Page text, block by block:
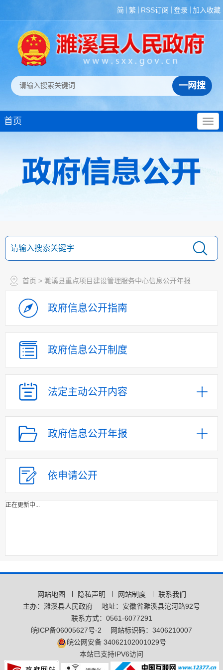
简 繁 RSS订阅 登录 加入收藏
首页
首页 > 濉溪县重点项目建设管理服务中心信息公开年报
政府信息公开指南
政府信息公开制度
法定主动公开内容
政府信息公开年报
依申请公开
正在更新中...
网站地图 隐私声明 网站制度
联系我们
主办：濉溪县人民政府
地址：安徽省濉溪县沱河路92号
联系方式：0561-6077291
皖ICP备06005627号-2
网站标识码：3406210007
皖公网安备 34062102001029号
本站已支持IPV6访问